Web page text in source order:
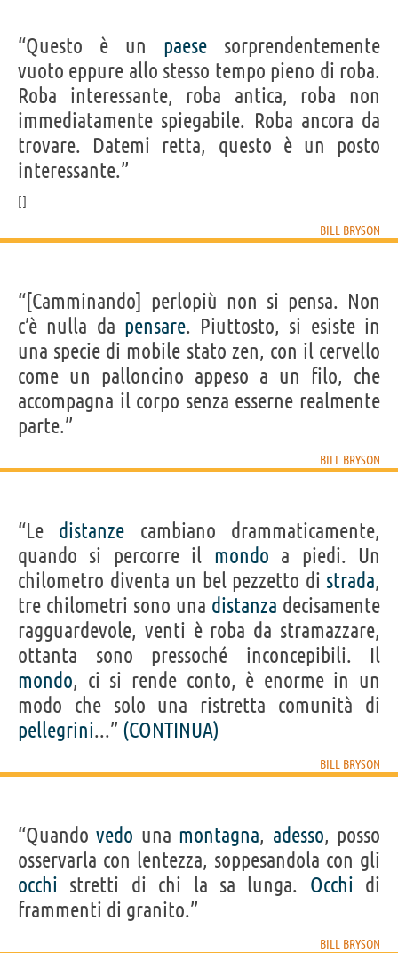
“Questo è un paese sorprendentemente
vuoto eppure allo stesso tempo pieno di roba.
Roba interessante, roba antica, roba non
immediatamente spiegabile. Roba ancora da
trovare. Datemi retta, questo è un posto
interessante.”
BILL BRYSON
“[Camminando] perlopiù non si pensa. Non
c’è nulla da pensare. Piuttosto, si esiste in
una specie di mobile stato zen, con il cervello
come un palloncino appeso a un filo, che
accompagna il corpo senza esserne realmente
parte.”
BILL BRYSON
“Le distanze cambiano drammaticamente,
quando si percorre il mondo a piedi. Un
chilometro diventa un bel pezzetto di strada,
tre chilometri sono una distanza decisamente
ragguardevole, venti è roba da stramazzare,
ottanta sono pressoché inconcepibili. Il
mondo, ci si rende conto, è enorme in un
modo che solo una ristretta comunità di
pellegrini...” (CONTINUA)
BILL BRYSON
“Quandovedo una montagna, adesso, posso
osservarla con lentezza, soppesandola con gli
occhi stretti di chi la sa lunga. Occhi di
frammenti di granito.”
BILL BRYSON